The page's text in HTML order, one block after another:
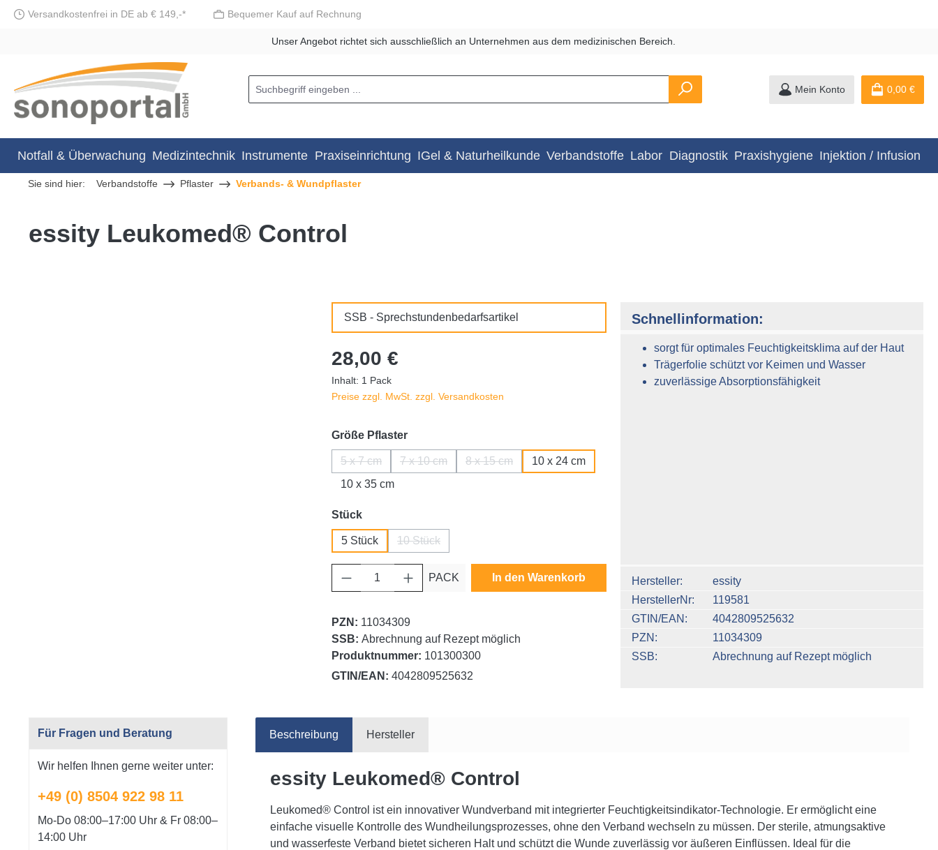
Zur Hauptnavigation springen
Versandkostenfrei in DE ab € 149,-* Bequemer Kauf auf Rechnung
Unser Angebot richtet sich ausschließlich an Unternehmen aus dem medizinischen Bereich.
Mein Konto 0,00 €
Notfall & Überwachung Medizintechnik Instrumente Praxiseinrichtung IGel & Naturheilkunde Verbandstoffe Labor Diagnostik Praxishygiene Injektion / Infusion
Sie sind hier: Verbandstoffe Pflaster Verbands- & Wundpflaster
essity Leukomed® Control
SSB - Sprechstundenbedarfsartikel
28,00 €
Inhalt: 1 Pack
Preise zzgl. MwSt. zzgl. Versandkosten
Größe Pflasterauswählen
5 x 7 cm 7 x 10 cm 8 x 15 cm
10 x 24 cm
10 x 35 cm
Stückauswählen
5 Stück 10 Stück
PACK In den Warenkorb
PZN: 11034309
SSB: Abrechnung auf Rezept möglich
Produktnummer: 101300300
GTIN/EAN: 4042809525632
Schnellinformation:
sorgt für optimales Feuchtigkeitsklima auf der Haut
Trägerfolie schützt vor Keimen und Wasser
zuverlässige Absorptionsfähigkeit
Hersteller
essity
HerstellerNr
119581
GTIN/EAN
4042809525632
PZN
11034309
SSB
Abrechnung auf Rezept möglich
Für Fragen und Beratung
Wir helfen Ihnen gerne weiter unter:
+49 (0) 8504 922 98 11
Mo-Do 08:00–17:00 Uhr & Fr 08:00–
14:00 Uhr
Beschreibung Hersteller
essity Leukomed® Control
Leukomed® Control ist ein innovativer Wundverband mit integrierter Feuchtigkeitsindikator-Technologie. Er ermöglicht eine
einfache visuelle Kontrolle des Wundheilungsprozesses, ohne den Verband wechseln zu müssen. Der sterile, atmungsaktive
und wasserfeste Verband bietet sicheren Halt und schützt die Wunde zuverlässig vor äußeren Einflüssen. Ideal für die